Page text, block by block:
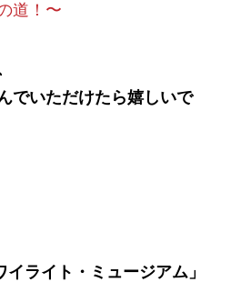
道！〜
でいただけたら嬉しいで
イライト・ミュージアム」